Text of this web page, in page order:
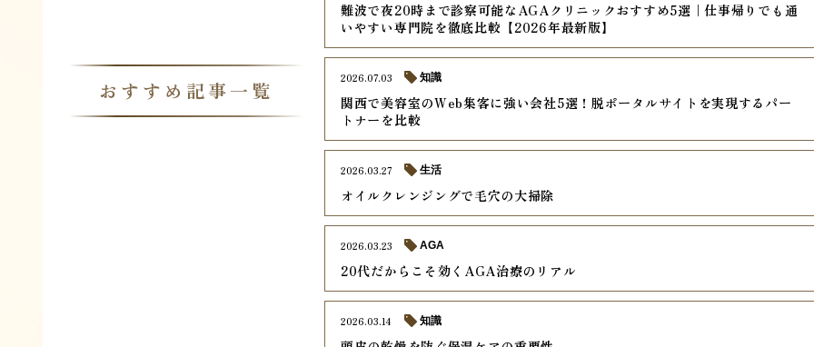
おすすめ記事一覧
難波で夜20時まで診察可能なAGAクリニックおすすめ5選｜仕事帰りでも通
いやすい専門院を徹底比較【2026年最新版】
関西で美容室のWeb集客に強い会社5選！脱ポータルサイトを実現するパー
トナーを比較
2026.07.03 知識
オイルクレンジングで毛穴の大掃除
2026.03.27 生活
20代だからこそ効くAGA治療のリアル
2026.03.23 AGA
2026.03.14 知識